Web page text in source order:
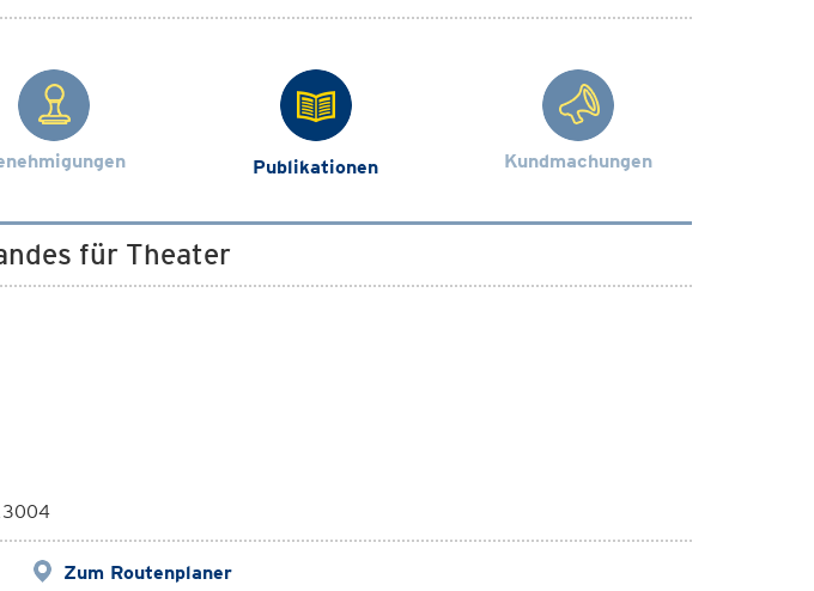
Publikationen Kundmachungen
für Theater
Zum Routenplaner